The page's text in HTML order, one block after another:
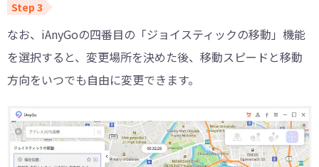
なお、iAnyGoの四番目の「ジョイスティックの移動」機能
を選択すると、変更場所を決めた後、移動スピードと移動
方向をいつでも自由に変更できます。